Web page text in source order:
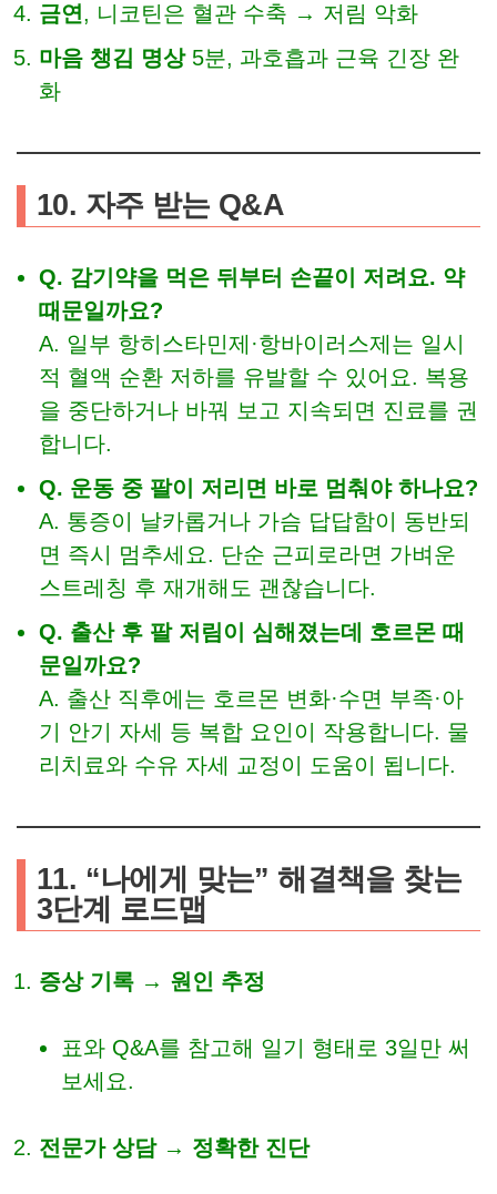
금연 , 니코틴은 혈관 수축 → 저림 악화
마음 챙김 명상5분, 과호흡과 근육 긴장 완
화
10. 자주 받는 Q&A
Q. 감기약을 먹은 뒤부터 손끝이 저려요. 약
때문일까요?
A. 일부 항히스타민제·항바이러스제는 일시
적 혈액 순환 저하를 유발할 수 있어요. 복용
을 중단하거나 바꿔 보고 지속되면 진료를 권
합니다.
Q. 운동 중 팔이 저리면 바로 멈춰야 하나요?
A. 통증이 날카롭거나 가슴 답답함이 동반되
면 즉시 멈추세요. 단순 근피로라면 가벼운
스트레칭 후 재개해도 괜찮습니다.
Q. 출산 후 팔 저림이 심해졌는데 호르몬 때
문일까요?
A. 출산 직후에는 호르몬 변화·수면 부족·아
기 안기 자세 등 복합 요인이 작용합니다. 물
리치료와 수유 자세 교정이 도움이 됩니다.
11. “나에게 맞는” 해결책을 찾는
3단계 로드맵
증상 기록 → 원인 추정
표와 Q&A를 참고해 일기 형태로 3일만 써
보세요.
전문가 상담 → 정확한 진단